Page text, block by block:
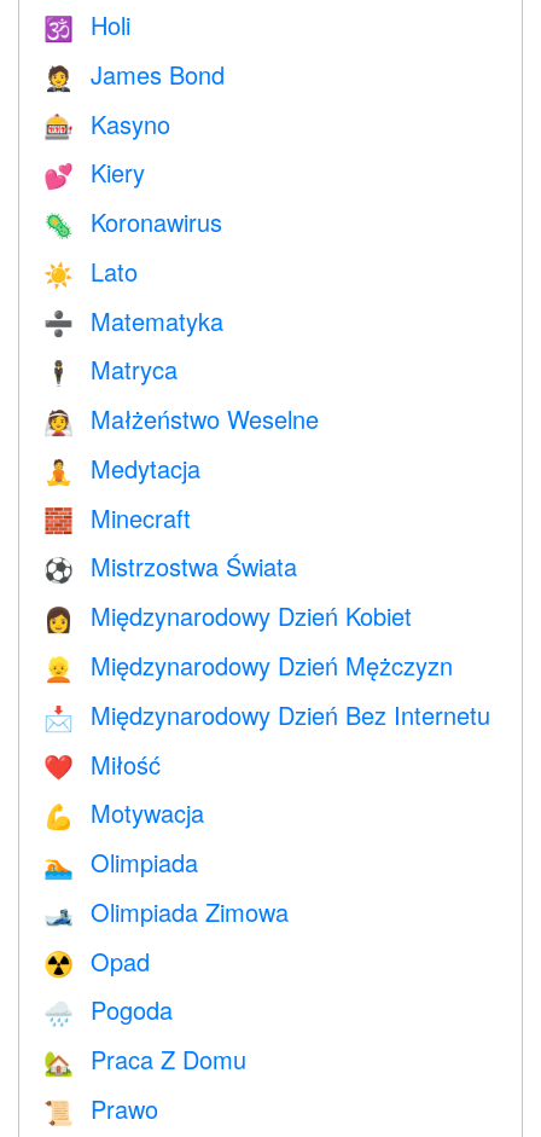
🕉 Holi
🤵 James Bond
🎰 Kasyno
💕 Kiery
🦠 Koronawirus
☀️ Lato
➗ Matematyka
🕴️ Matryca
👰 Małżeństwo Weselne
🧘 Medytacja
🧱 Minecraft
⚽ Mistrzostwa Świata
👩 Międzynarodowy Dzień Kobiet
👱 Międzynarodowy Dzień Mężczyzn
📩 Międzynarodowy Dzień Bez Internetu
❤️️ Miłość
💪 Motywacja
🏊 Olimpiada
🎿 Olimpiada Zimowa
☢️ Opad
🌧 Pogoda
🏡 Praca Z Domu
📜 Prawo